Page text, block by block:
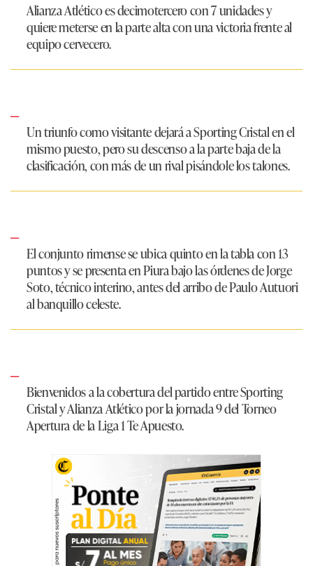
Alianza Atlético es decimotercero con 7 unidades y
quiere meterse en la parte alta con una victoria frente al
equipo cervecero.
Un triunfo como visitante dejará a Sporting Cristal en el
mismo puesto, pero su descenso a la parte baja de la
clasificación, con más de un rival pisándole los talones.
El conjunto rimense se ubica quinto en la tabla con 13
puntos y se presenta en Piura bajo las órdenes de Jorge
Soto, técnico interino, antes del arribo de Paulo Autuori
al banquillo celeste.
Bienvenidos a la cobertura del partido entre Sporting
Cristal y Alianza Atlético por la jornada 9 del Torneo
Apertura de la Liga 1 Te Apuesto.